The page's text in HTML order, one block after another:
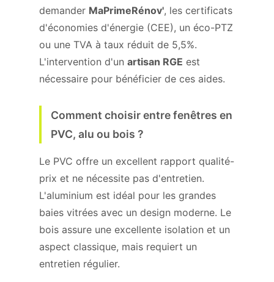
demander MaPrimeRénov', les certificats
d'économies d'énergie (CEE), un éco-PTZ
ou une TVA à taux réduit de 5,5%.
L'intervention d'un artisan RGE est
nécessaire pour bénéficier de ces aides.
Comment choisir entre fenêtres en
PVC, alu ou bois ?
Le PVC offre un excellent rapport qualité-
prix et ne nécessite pas d'entretien.
L'aluminium est idéal pour les grandes
baies vitrées avec un design moderne. Le
bois assure une excellente isolation et un
aspect classique, mais requiert un
entretien régulier.